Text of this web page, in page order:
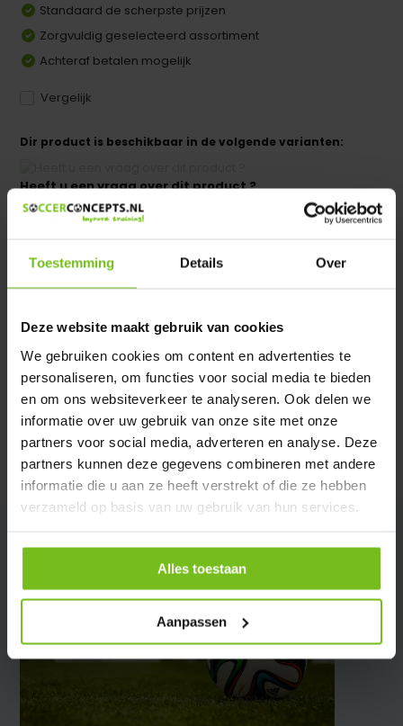
Toestemming Details Over
Deze website maakt gebruik van cookies
We gebruiken cookies om content en advertenties te
personaliseren, om functies voor social media te bieden
en om ons websiteverkeer te analyseren. Ook delen we
informatie over uw gebruik van onze site met onze
partners voor social media, adverteren en analyse. Deze
partners kunnen deze gegevens combineren met andere
informatie die u aan ze heeft verstrekt of die ze hebben
verzameld op basis van uw gebruik van hun services.
Alles toestaan
Aanpassen
Standaard de scherpste prijzen
Zorgvuldig geselecteerd assortiment
Achteraf betalen mogelijk
Vergelijk
Dir product is beschikbaar in de volgende varianten:
Heeft u een vraag over dit product ?
We helpen u graag met meer informatie
Specificaties
Reviews
Delen